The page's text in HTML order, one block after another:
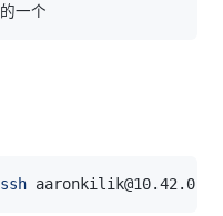
ssh aaronkilik@10.42.0.1